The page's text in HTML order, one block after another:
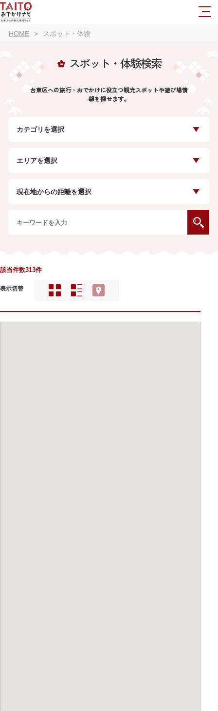
HOME スポット・体験
スポット・体験検索
台東区への旅行・おでかけに役立つ観光スポットや遊び場情
報を探せます。
カテゴリを選択
エリアを選択
現在地からの距離を選択
該当件数313件
表示切替